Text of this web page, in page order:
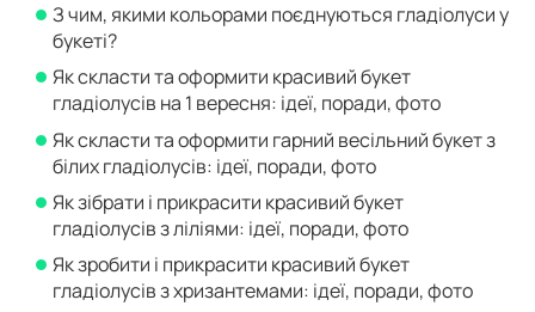
З чим, якими кольорами поєднуються гладіолуси у
букеті?
Як скласти та оформити красивий букет
гладіолусів на 1 вересня: ідеї, поради, фото
Як скласти та оформити гарний весільний букет з
білих гладіолусів: ідеї, поради, фото
Як зібрати і прикрасити красивий букет
гладіолусів з ліліями: ідеї, поради, фото
Як зробити і прикрасити красивий букет
гладіолусів з хризантемами: ідеї, поради, фото